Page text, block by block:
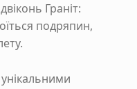
Граніт:
подряпин,